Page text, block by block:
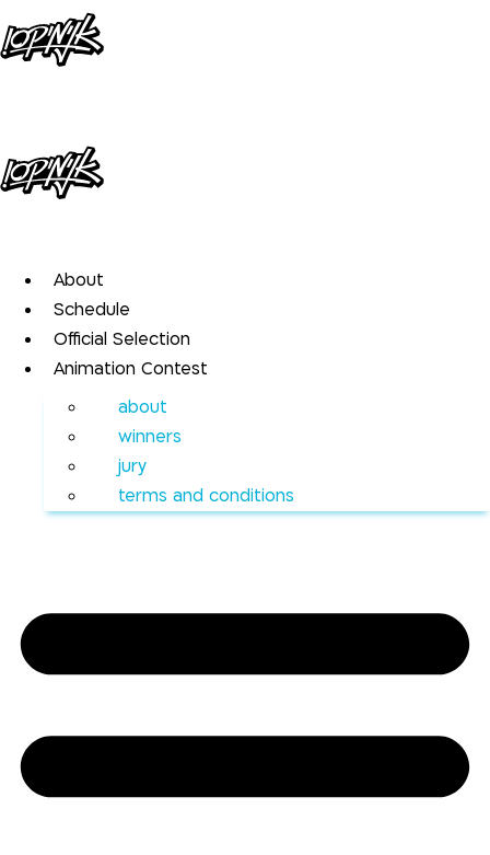
to
content
About
Schedule
Official Selection
Animation Contest
about
winners
jury
terms and conditions